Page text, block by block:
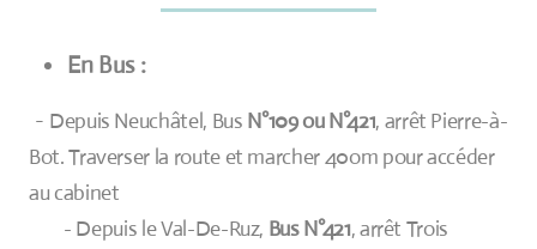
En Bus :
- Depuis Neuchâtel, Bus N°109 ou N°421, arrêt Pierre-à-
Bot. Traverser la route et marcher 40om pour accéder
au cabinet
- Depuis le Val-De-Ruz, Bus N°421, arrêt Trois